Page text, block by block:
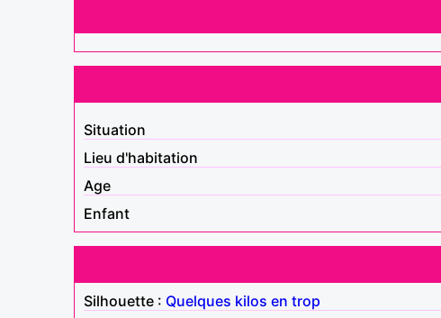
Situation
Lieu d'habitation
Age
Enfant
Silhouette : Quelques kilos en trop